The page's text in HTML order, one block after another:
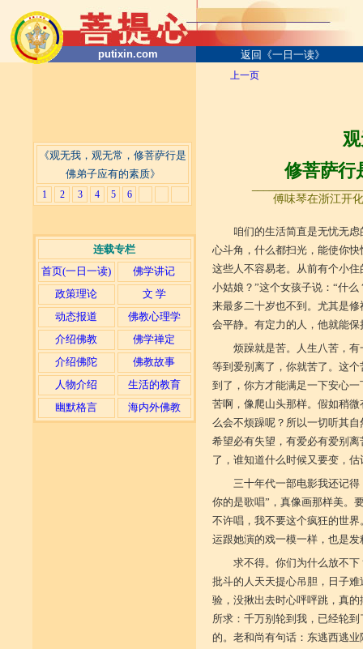
putixin.com 返回《一日一读》
《观无我，观无常，修菩萨行是
佛弟子应有的素质》
1 2 3 4 5 6
连载专栏
首页(一日一读)
佛学讲记
政策理论
文 学
动态报道
佛教心理学
介绍佛教
佛学禅定
介绍佛陀
佛教故事
人物介绍
生活的教育
幽默格言
海内外佛教
上一页
修菩萨行
傅味琴在浙江开
咱们的生活简直是无忧无
心斗角，什么都扫光，能使你
这些人不容易老。从前有个小
小姑娘？”这个女孩子说：“什
来最多二十岁也不到。尤其是
会平静。有定力的人，他就能保
烦躁就是苦。人生八苦，
等到爱别离了，你就苦了。这
到了，你方才能满足一下安心
苦啊，像爬山头那样。假如稍
么会不烦躁呢？所以一切听其
希望必有失望，有爱必有爱别
了，谁知道什么时候又要变，估
三十年代一部电影我还记
你的是歌唱”，真像画那样美。
不许唱，我不要这个疯狂的世
运跟她演的戏一模一样，也是
求不得。你们为什么放不
批斗的人天天提心吊胆，日子
验，没揪出去时心呯呯跳，真
所求：千万别轮到我，已经轮
的。老和尚有句话：东逃西逃